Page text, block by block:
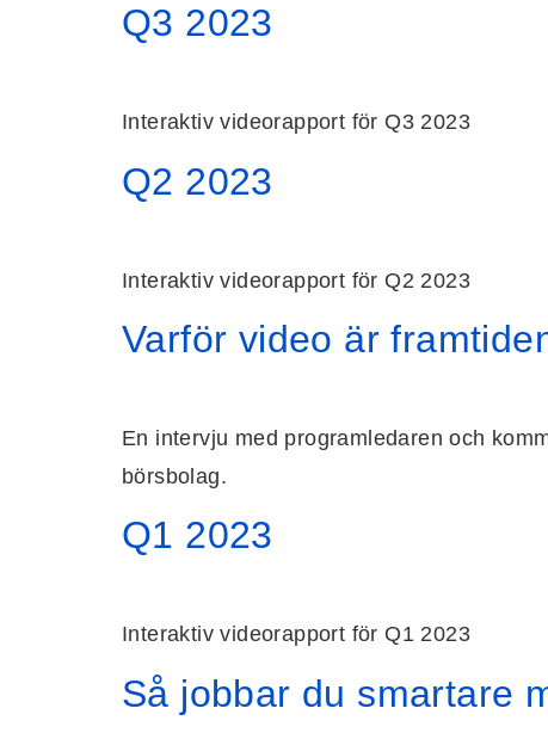
Q3 2023
Interaktiv videorapport för Q3 2023
Q2 2023
Interaktiv videorapport för Q2 2023
Varför video är
En intervju med programledaren och
börsbolag.
Q1 2023
Interaktiv videorapport för Q1 2023
Så jobbar du smartare